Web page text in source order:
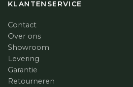
KLANTENSERVICE
Contact
Over ons
Showroom
Levering
Garantie
Retourneren